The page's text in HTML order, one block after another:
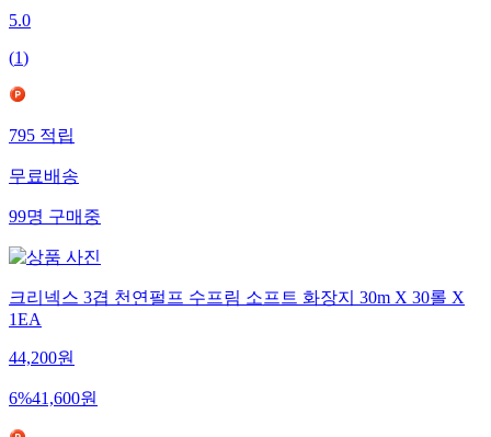
5.0
(1)
795 적립
무료배송
99명 구매중
크리넥스 3겹 천연펄프 수프림 소프트 화장지 30m X 30롤 X
1EA
44,200원
6%41,600원